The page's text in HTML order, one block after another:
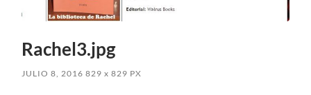
Rachel3.jpg
JULIO 8, 2016 829x 829 PX